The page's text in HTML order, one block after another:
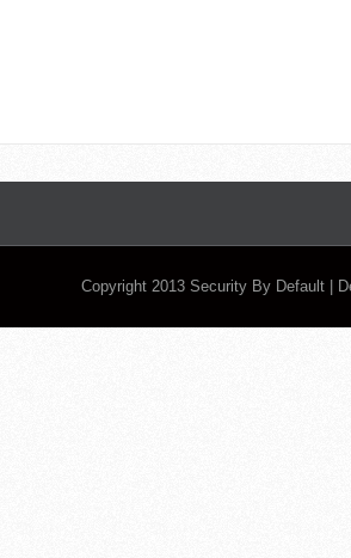
Copyright 2013 Security By Default |